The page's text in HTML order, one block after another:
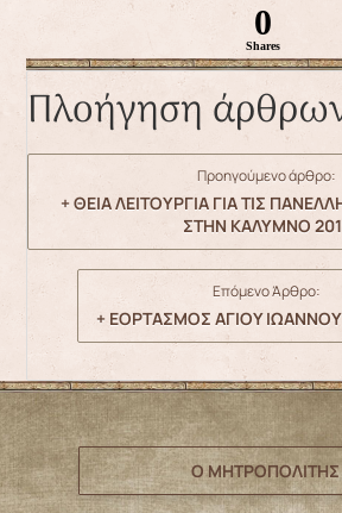
0
Shares
Πλοήγηση
Προηγούμενο άρθρο:
+ ΘΕΙΑ ΛΕΙΤΟΥΡΓΙΑ ΓΙΑ ΤΙΣ
ΣΤΗΝ ΚΑΛΥΜΝΟ
Επόμενο Άρθρο:
+ ΕΟΡΤΑΣΜΟΣ ΑΓΙΟΥ
Ο ΜΗΤΡΟΠΟΛΙΤΗΣ